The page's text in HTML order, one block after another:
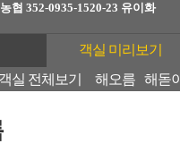
농협 352-0935-1520-23 유이화
객실 미리보기
객실 전체보기 해오름 해돋이